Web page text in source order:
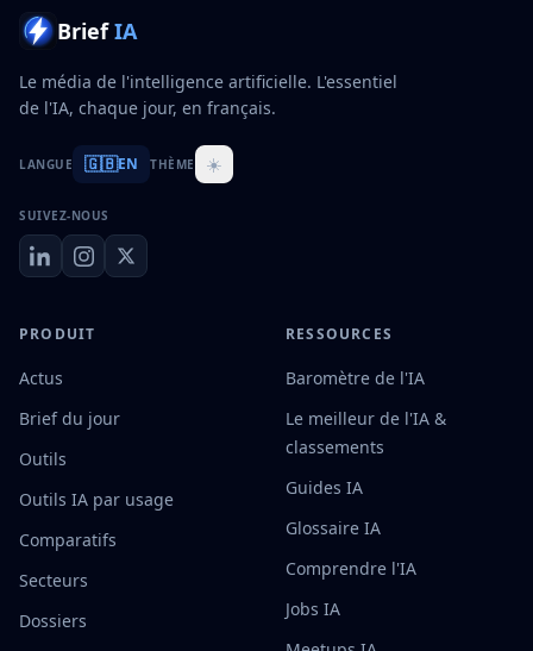
Brief IA
Le média de l'intelligence artificielle. L'essentiel
de l'IA, chaque jour, en français.
LANGUE 🇬🇧EN THÈME ☀️
SUIVEZ-NOUS
PRODUIT
Actus
Brief du jour
Outils
Outils IA par usage
Comparatifs
Secteurs
Dossiers
RESSOURCES
Baromètre de l'IA
Le meilleur de l'IA &
classements
Guides IA
Glossaire IA
Comprendre l'IA
Jobs IA